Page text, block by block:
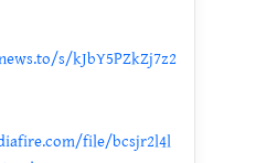
s/kJbY5PZkZj7z2
file/bcsjr2l4l